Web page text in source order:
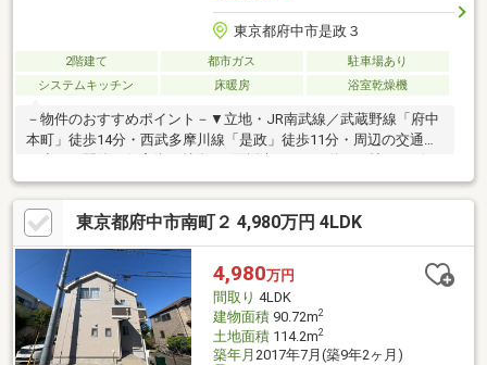
東京都府中市是政３
2階建て 都市ガス
駐車場あり
システムキッチン
床暖房 浴室乾燥機
－物件のおすすめポイント－▼立地・JR南武線／武蔵野線「府中
本町」徒歩14分・西武多摩川線「是政」徒歩11分・周辺の交通量
グを見渡せる対面式キッチン・各階にトイレ設置・2室に面する南
西向きバルコニー・カーポート有(車種による)▼設備・床暖房
(LD)・浄水器・1616サイズ浴室、換気乾燥暖房機付・シャンプー
ドレッサー・TVモニタ付インターホン※未登記部分有／1階サンル
ーム■ ご希望の住まい探しをお手伝いします ━━━━━・・・物
件の詳細・ご相談はお気軽にお問い合わせください。
東京都府中市南町２ 4,980万円 4LDK
4,980万円
間取り 4LDK
建物面積90.72m2
土地面積114.2m2
築年月 2017年7月(築9年2ヶ月)